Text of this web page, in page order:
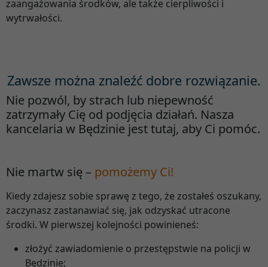
zaangażowania środków, ale także cierpliwości i
wytrwałości.
Zawsze można znaleźć dobre rozwiązanie.
Nie pozwól, by strach lub niepewność
zatrzymały Cię od podjęcia działań. Nasza
kancelaria w Będzinie jest tutaj, aby Ci pomóc.
Nie martw się – pomożemy Ci!
Kiedy zdajesz sobie sprawę z tego, że zostałeś oszukany,
zaczynasz zastanawiać się, jak odzyskać utracone
środki. W pierwszej kolejności powinieneś:
złożyć zawiadomienie o przestępstwie na policji w
Będzinie;